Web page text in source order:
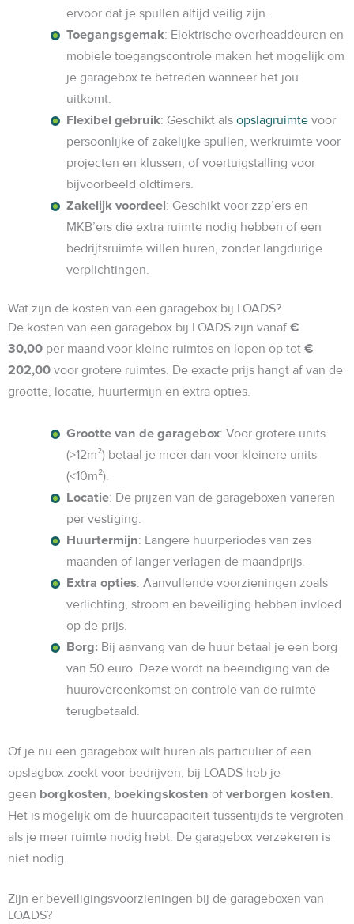
ervoor dat je spullen altijd veilig zijn.
Toegangsgemak: Elektrische overheaddeuren en
mobiele toegangscontrole maken het mogelijk om
je garagebox te betreden wanneer het jou
uitkomt.
Flexibel gebruik: Geschikt als opslagruimtevoor
persoonlijke of zakelijke spullen, werkruimte voor
projecten en klussen, of voertuigstalling voor
bijvoorbeeld oldtimers.
Zakelijk voordeel: Geschikt voor zzp’ers en
MKB’ers die extra ruimte nodig hebben of een
bedrijfsruimte willen huren, zonder langdurige
verplichtingen.
Wat zijn de kosten van een garagebox bij LOADS?
De kosten van een garagebox bij LOADS zijn vanaf €
30,00 per maand voor kleine ruimtes en lopen op tot €
202,00 voor grotere ruimtes. De exacte prijs hangt af van de
grootte, locatie, huurtermijn en extra opties.
Grootte van de garagebox: Voor grotere units
(>12m²) betaal je meer dan voor kleinere units
(<10m²).
Locatie: De prijzen van de garageboxen variëren
per vestiging.
Huurtermijn: Langere huurperiodes van zes
maanden of langer verlagen de maandprijs.
Extra opties: Aanvullende voorzieningen zoals
verlichting, stroom en beveiliging hebben invloed
op de prijs.
Borg:Bij aanvang van de huur betaal je een borg
van 50 euro. Deze wordt na beëindiging van de
huurovereenkomst en controle van de ruimte
terugbetaald.
Of je nu een garagebox wilt huren als particulier of een
opslagbox zoekt voor bedrijven, bij LOADS heb je
geen borgkosten, boekingskosten of verborgen kosten.
Het is mogelijk om de huurcapaciteit tussentijds te vergroten
als je meer ruimte nodig hebt. De garagebox verzekeren is
niet nodig.
Zijn er beveiligingsvoorzieningen bij de garageboxen van
LOADS?